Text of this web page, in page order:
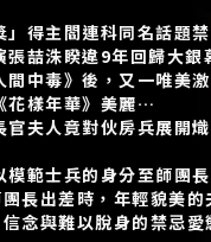
得主閻連科同名話題
喆洙睽違9年回歸大銀
中毒》後，又一唯美激
花樣年華》美麗…
夫人竟對伙房兵展開熾
範士兵的身分至師團
長出差時，年輕貌美
念與難以脫身的禁忌